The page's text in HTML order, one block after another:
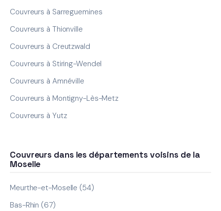
Couvreurs à Sarreguemines
Couvreurs à Thionville
Couvreurs à Creutzwald
Couvreurs à Stiring-Wendel
Couvreurs à Amnéville
Couvreurs à Montigny-Lès-Metz
Couvreurs à Yutz
Couvreurs dans les départements voisins de la
Moselle
Meurthe-et-Moselle (54)
Bas-Rhin (67)